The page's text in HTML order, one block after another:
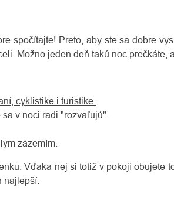
spočítajte! Preto, aby ste sa dobre
Možno jeden deň takú noc
cyklistike i turistike.
v noci radi "rozvaľujú".
zázemím.
Vďaka nej si totiž v pokoji obujete
najlepší.